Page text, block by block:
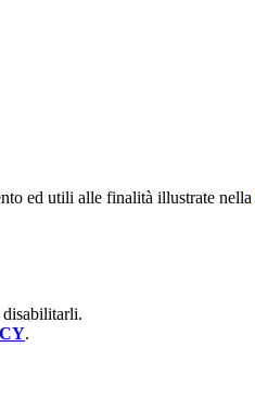
ed utili alle finalità illustrate nella
disabilitarli.
.